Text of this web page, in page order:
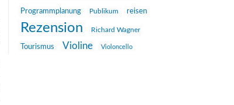
Programmplanung Publikum reisen
Rezension Richard Wagner
Tourismus Violine Violoncello